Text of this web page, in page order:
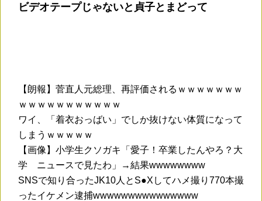
ビデオテープじゃないと貞子とまどって
【朗報】菅直人元総理、再評価されるｗｗｗｗｗｗｗ
ｗｗｗｗｗｗｗｗｗｗｗ
ワイ、「着衣おっばい」でしか抜けない体質になって
しまうｗｗｗｗｗ
【画像】小学生クソガキ「愛子！卒業したんやろ？大
学 ニュースで見たわ」→結果wwwwwwww
SNSで知り合ったJK10人とS●Xしてハメ撮り770本撮
ったイケメン逮捕wwwwwwwwwwwwwww